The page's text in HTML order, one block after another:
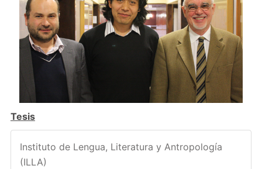
Tesis
Instituto de Lengua, Literatura y Antropología
(ILLA)